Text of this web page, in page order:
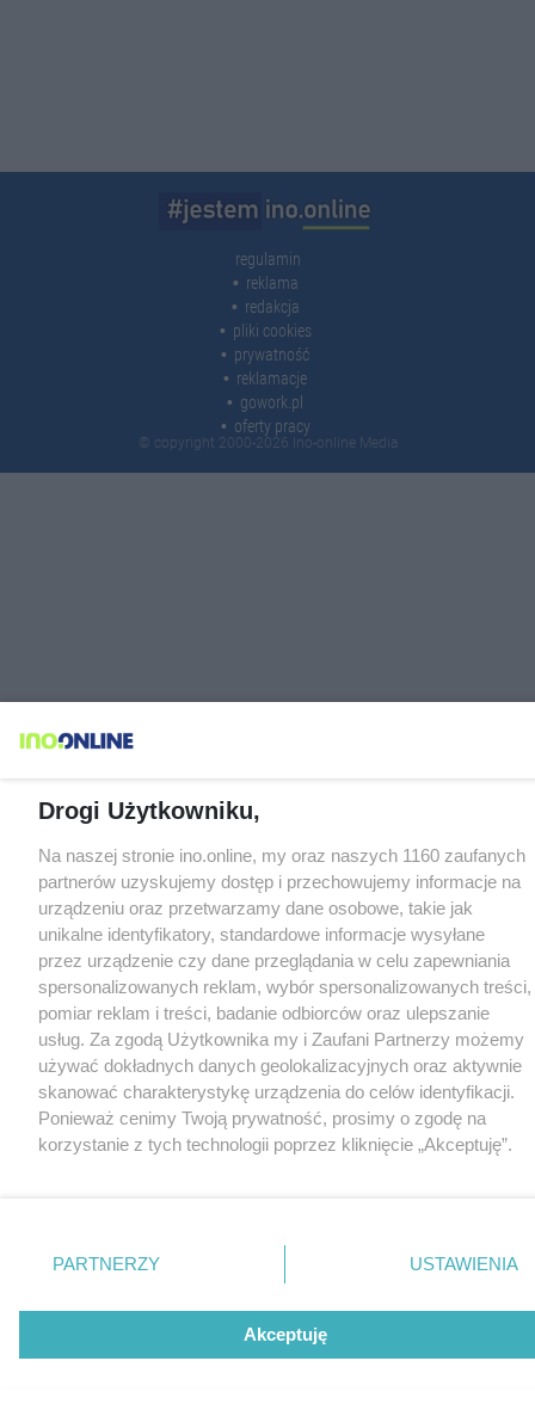
regulamin
reklama
redakcja
pliki cookies
prywatność
reklamacje
gowork.pl
oferty pracy
© copyright 2000-2026 Ino-online Media
Drogi Użytkowniku,
Na naszej stronie ino.online, my oraz naszych 1160 zaufanych
partnerów uzyskujemy dostęp i przechowujemy informacje na
urządzeniu oraz przetwarzamy dane osobowe, takie jak
unikalne identyfikatory, standardowe informacje wysyłane
przez urządzenie czy dane przeglądania w celu zapewniania
spersonalizowanych reklam, wybór spersonalizowanych treści,
pomiar reklam i treści, badanie odbiorców oraz ulepszanie
usług. Za zgodą Użytkownika my i Zaufani Partnerzy możemy
używać dokładnych danych geolokalizacyjnych oraz aktywnie
skanować charakterystykę urządzenia do celów identyfikacji.
Ponieważ cenimy Twoją prywatność, prosimy o zgodę na
korzystanie z tych technologii poprzez kliknięcie „Akceptuję”.
nie wymagają zgody użytkownika, ale masz prawo sprzeciwić
się takiemu przetwarzaniu. Preferencje będą miały
Zapoznaj się z poniższymi informacjami, abyś mógł świadomie
PARTNERZY USTAWIENIA
Akceptuję